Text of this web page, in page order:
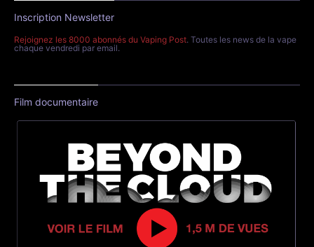
Inscription Newsletter
Rejoignez les 8000 abonnés du Vaping Post. Toutes les news de la vape
chaque vendredi par email.
Film documentaire